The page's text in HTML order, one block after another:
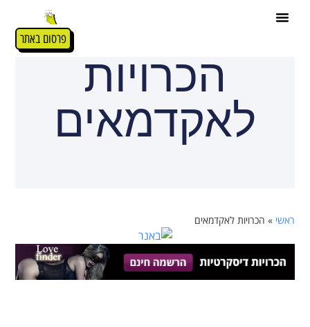
פרסום באתר
הכרויות
לאקדמאים
ראשי » הכרויות לאקדמאים